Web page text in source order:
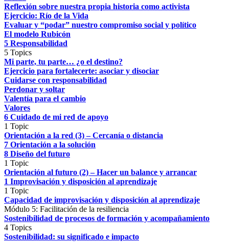
Reflexión sobre nuestra propia historia como activista
Ejercicio: Río de la Vida
Evaluar y “podar” nuestro compromiso social y político
El modelo Rubicón
5 Responsabilidad
5 Topics
Mi parte, tu parte… ¿o el destino?
Ejercicio para fortalecerte: asociar y disociar
Cuidarse con responsabilidad
Perdonar y soltar
Valentía para el cambio
Valores
6 Cuidado de mi red de apoyo
1 Topic
Orientación a la red (3) – Cercanía o distancia
7 Orientación a la solución
8 Diseño del futuro
1 Topic
Orientación al futuro (2) – Hacer un balance y arrancar
1 Improvisación y disposición al aprendizaje
1 Topic
Capacidad de improvisación y disposición al aprendizaje
Módulo 5: Facilitación de la resiliencia
Sostenibilidad de procesos de formación y acompañamiento
4 Topics
Sostenibilidad: su significado e impacto